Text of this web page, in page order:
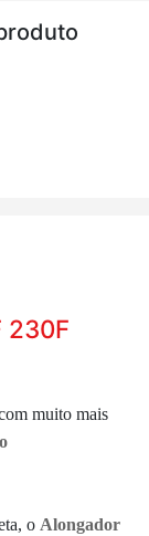
230F
muito mais
o Alongador